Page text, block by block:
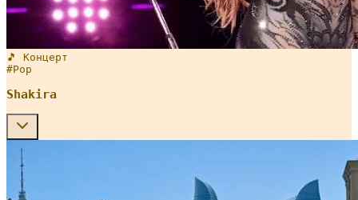
🎵 Концерт
#Pop
Shakira